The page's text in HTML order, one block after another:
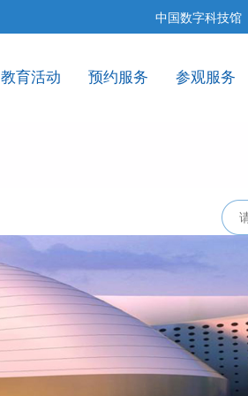
中国数字科技馆
教育活动 预约服务 参观服务